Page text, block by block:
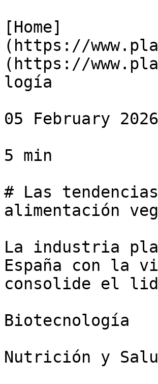
[Home]
(https://
(https://
logía
05 February 2026
5 min
# Las
alimentación
La industria
España con la
consolide el
Biotecnología
Nutrición y